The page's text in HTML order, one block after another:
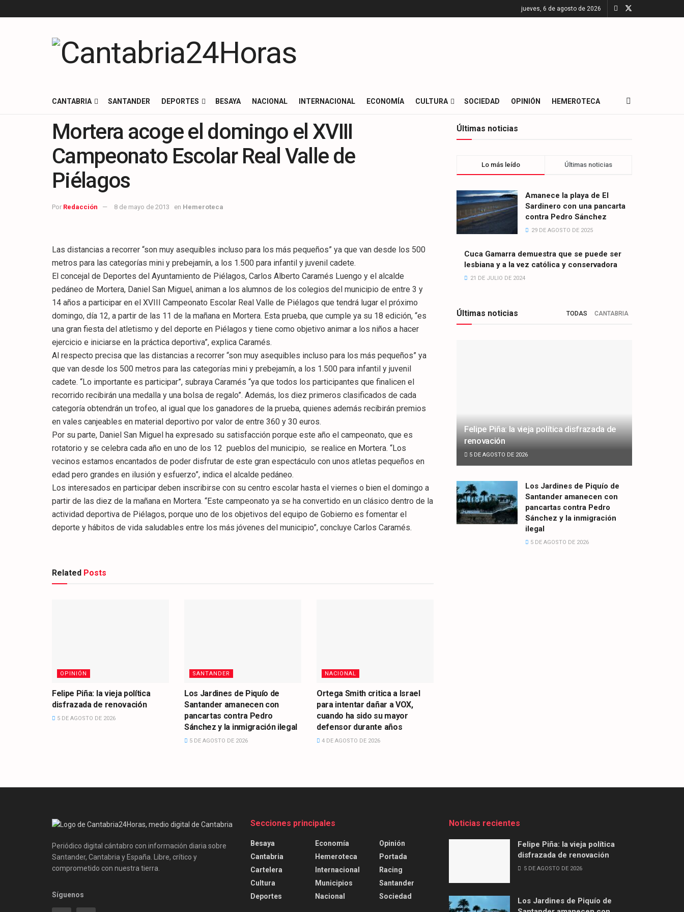
jueves, 6 de agosto de 2026
CANTABRIA SANTANDER DEPORTES BESAYA NACIONAL INTERNACIONAL ECONOMÍA CULTURA SOCIEDAD OPINIÓN HEMEROTECA
Mortera acoge el domingo el XVIII
Campeonato Escolar Real Valle de
Piélagos
Por Redacción 8 de mayo de 2013 en Hemeroteca
Las distancias a recorrer “son muy asequibles incluso para los más pequeños” ya que van desde los 500
metros para las categorías mini y prebejamín, a los 1.500 para infantil y juvenil cadete.
El concejal de Deportes del Ayuntamiento de Piélagos, Carlos Alberto Caramés Luengo y el alcalde
pedáneo de Mortera, Daniel San Miguel, animan a los alumnos de los colegios del municipio de entre 3 y
14 años a participar en el XVIII Campeonato Escolar Real Valle de Piélagos que tendrá lugar el próximo
domingo, día 12, a partir de las 11 de la mañana en Mortera. Esta prueba, que cumple ya su 18 edición, “es
una gran fiesta del atletismo y del deporte en Piélagos y tiene como objetivo animar a los niños a hacer
ejercicio e iniciarse en la práctica deportiva”, explica Caramés.
Al respecto precisa que las distancias a recorrer “son muy asequibles incluso para los más pequeños” ya
que van desde los 500 metros para las categorías mini y prebejamín, a los 1.500 para infantil y juvenil
cadete. “Lo importante es participar”, subraya Caramés “ya que todos los participantes que finalicen el
recorrido recibirán una medalla y una bolsa de regalo”. Además, los diez primeros clasificados de cada
categoría obtendrán un trofeo, al igual que los ganadores de la prueba, quienes además recibirán premios
en vales canjeables en material deportivo por valor de entre 360 y 30 euros.
Por su parte, Daniel San Miguel ha expresado su satisfacción porque este año el campeonato, que es
rotatorio y se celebra cada año en uno de los 12 pueblos del municipio, se realice en Mortera. “Los
vecinos estamos encantados de poder disfrutar de este gran espectáculo con unos atletas pequeños en
edad pero grandes en ilusión y esfuerzo”, indica el alcalde pedáneo.
Los interesados en participar deben inscribirse con su centro escolar hasta el viernes o bien el domingo a
partir de las diez de la mañana en Mortera. “Este campeonato ya se ha convertido en un clásico dentro de la
actividad deportiva de Piélagos, porque uno de los objetivos del equipo de Gobierno es fomentar el
deporte y hábitos de vida saludables entre los más jóvenes del municipio”, concluye Carlos Caramés.
Related Posts
OPINIÓN
Felipe Piña: la vieja política
disfrazada de renovación
5 DE AGOSTO DE 2026
SANTANDER
Los Jardines de Piquío de
Santander amanecen con
pancartas contra Pedro
Sánchez y la inmigración ilegal
5 DE AGOSTO DE 2026
NACIONAL
Ortega Smith critica a Israel
para intentar dañar a VOX,
cuando ha sido su mayor
defensor durante años
4 DE AGOSTO DE 2026
Últimas noticias
Lo más leído Últimas noticias
Amanece la playa de El
Sardinero con una pancarta
contra Pedro Sánchez
29 DE AGOSTO DE 2025
Cuca Gamarra demuestra que se puede ser
lesbiana y a la vez católica y conservadora
21 DE JULIO DE 2024
Últimas noticias TODAS CANTABRIA
Felipe Piña: la vieja política disfrazada de
renovación
5 DE AGOSTO DE 2026
Los Jardines de Piquío de
Santander amanecen con
pancartas contra Pedro
Sánchez y la inmigración
ilegal
5 DE AGOSTO DE 2026
Periódico digital cántabro con información diaria sobre
Santander, Cantabria y España. Libre, crítico y
comprometido con nuestra tierra.
Síguenos
Secciones principales
Besaya
Cantabria
Cartelera
Cultura
Deportes
Economía
Hemeroteca
Internacional
Municipios
Nacional
Opinión
Portada
Racing
Santander
Sociedad
Noticias recientes
Felipe Piña: la vieja política
disfrazada de renovación
5 DE AGOSTO DE 2026
Los Jardines de Piquío de